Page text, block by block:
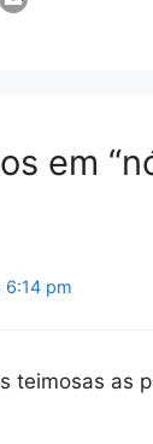
em
6:14 pm
teimosas as